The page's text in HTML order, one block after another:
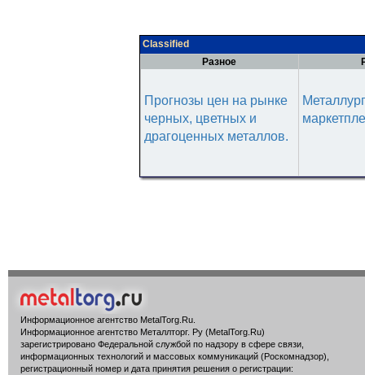
Classified
Разное
Прогнозы цен на рынке
черных, цветных и
драгоценных металлов.
Информационное агентство MetalTorg.Ru
Информационное агентство Металлторг. Ру (MetalTorg.Ru)
зарегистрировано Федеральной службой по надзору в сфере связи,
информационных технологий и массовых коммуникаций (Роскомнадзор),
регистрационный номер и дата принятия решения о регистрации: